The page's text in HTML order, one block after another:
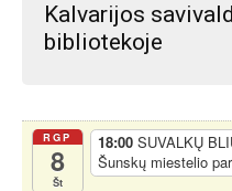
Kalvarijos
bibliotekoje
RGP
8
Št
18:00 SUVALKŲ
Šunskų miestelio